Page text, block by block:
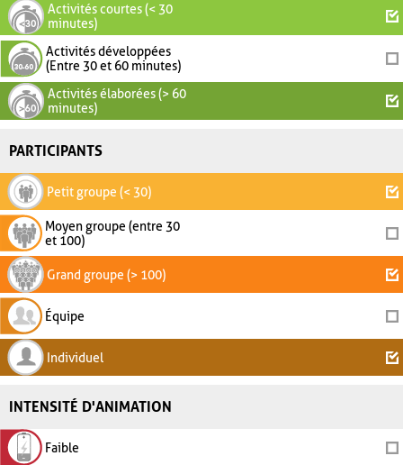
Activités courtes (< 30
minutes)
Activités développées
(Entre 30 et 60 minutes)
Activités élaborées (> 60
minutes)
PARTICIPANTS
Petit groupe (< 30)
Moyen groupe (entre 30
et 100)
Grand groupe (> 100)
Équipe
Individuel
INTENSITÉ D'ANIMATION
Faible